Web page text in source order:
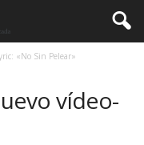
«No Sin Pelear»
vídeo-